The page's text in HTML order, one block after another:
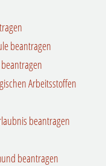
beantragen
Arbeitsstoffen
beantragen
beantragen